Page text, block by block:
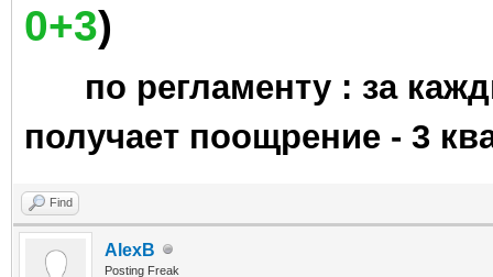
0+3)
по регламенту : за
получает поощрение - 3
Find
AlexB
Posting Freak